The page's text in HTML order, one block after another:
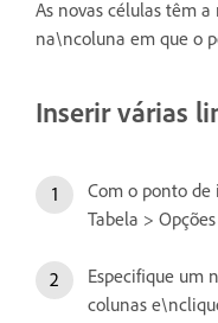
As novas células têm
na\ncoluna em que o
Inserir várias
Com o ponto
Tabela >
Especifique um
colunas